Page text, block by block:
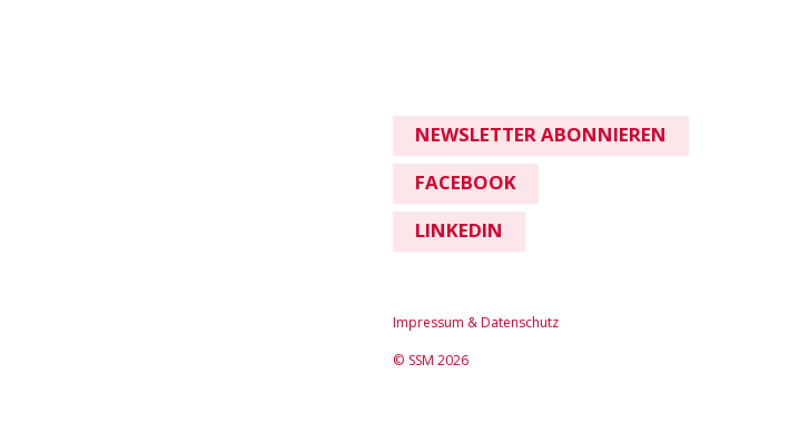
NEWSLETTER ABONNIEREN
FACEBOOK
LINKEDIN
Impressum & Datenschutz
© SSM 2026